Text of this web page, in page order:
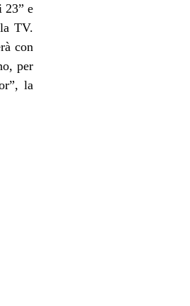
23” e
TV.
con
per
la